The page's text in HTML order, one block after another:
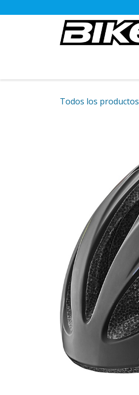
Todos los productos